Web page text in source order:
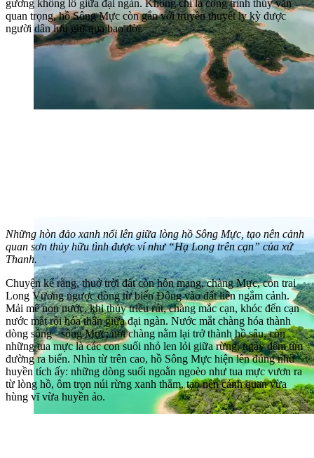
gương khổng lồ giữa đại ngàn. Không chỉ là công trình thủy văn
quan trọng, hồ Sông Mực còn gắn với truyền thuyết ly kỳ được
người dân lưu giữ qua bao đời.
Những hòn đảo xanh nổi lên giữa lòng hồ Sông Mực, tạo nên cảnh
quan sơn thủy hữu tình được ví như “Hạ Long trên cạn” của xứ
Thanh.
Chuyện kể rằng, thuở trời đất còn hỗn mang, chàng Mực, con trai
Long Vương ngược dòng từ biển Đông vào đất liền ngắm cảnh.
Mải mê non nước, khi thủy triều rút, chàng mắc cạn, khóc đến cạn
nước mắt rồi hóa thân giữa đại ngàn. Nước mắt chàng hóa thành
dòng sông - sông Mực; nơi chàng nằm lại trở thành hồ sâu, còn
những tua mực là các con suối nhỏ len lỏi giữa rừng, ngày đêm tìm
đường ra biển. Nhìn từ trên cao, hồ Sông Mực hiện lên đúng như
huyền tích ấy: những dòng suối ngoằn ngoèo như tua mực vươn ra
từ lòng hồ, ôm trọn núi rừng xanh thẳm, tạo nên cảnh quan vừa
hùng vĩ vừa huyền ảo.